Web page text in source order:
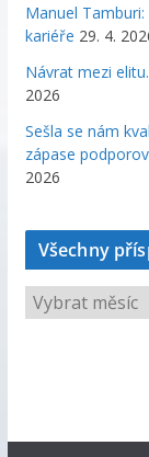
Manuel
kariéře 29. 4.
Návrat mezi
2026
Sešla se nám
zápase
2026
Všechny
š